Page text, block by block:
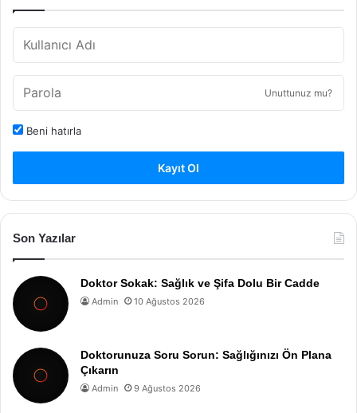
Unuttunuz mu?
Beni hatırla
Kayıt Ol
Son Yazılar
Doktor Sokak: Sağlık ve Şifa Dolu Bir Cadde
Admin 10 Ağustos 2026
Doktorunuza Soru Sorun: Sağlığınızı Ön Plana
Çıkarın
Admin 9 Ağustos 2026